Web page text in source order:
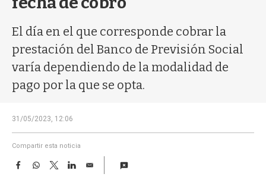
El día en el que corresponde cobrar la
prestación del Banco de Previsión Social
varía dependiendo de la modalidad de
pago por la que se opta.
31/05/2023, 12:06
Compartir esta noticia
F
W
T
w
L
E